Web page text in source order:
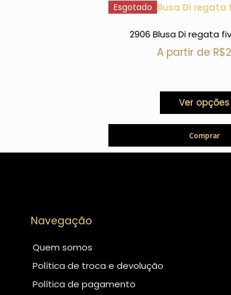
Esgotado
2906 Blusa Di regata
A partir de R$
Ver opções
Comprar
Navegação
Quem somos
Política de troca e devolução
Política de pagamento